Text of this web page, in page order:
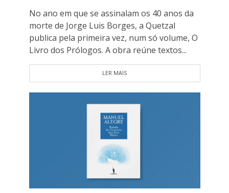
No ano em que se assinalam os 40 anos da
morte de Jorge Luis Borges, a Quetzal
publica pela primeira vez, num só volume, O
Livro dos Prólogos. A obra reúne textos...
LER MAIS